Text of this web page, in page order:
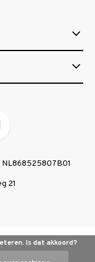
21
NL868525807B01
Is dat akkoord?